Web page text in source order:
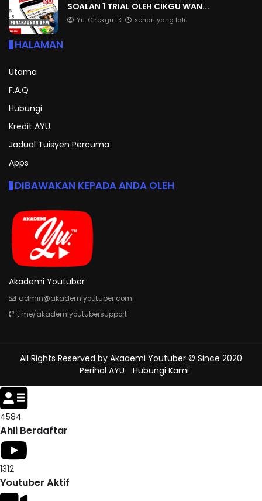
SOALAN 1 TRIAL OLEH CIKGU WAN...
Yu. Chekgu LK sehari yang lalu
HALAMAN
Utama
F.A.Q
Hubungi
Kredit AYU
Jadual Tuisyen Percuma
Apps
DIBAWAKAN KEPADA ANDA OLEH
Akademi Youtuber
admin@akademiyoutuber.com
t.me/akademiyoutubersupport
All Rights Reserved by Akademi Youtuber © Since 2020
Perihal AYU
Hubungi Kami
5004
Ahli Berdaftar
1312
Youtuber Aktif